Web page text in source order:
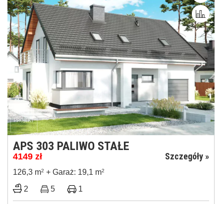
APS 303 PALIWO STAŁE
4149 zł Szczegóły »
126,3 m2 + Garaż: 19,1 m2
2 5 1